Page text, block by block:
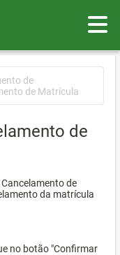
de
de Matrícula
de
de
da matrícula
no botão "Confirmar